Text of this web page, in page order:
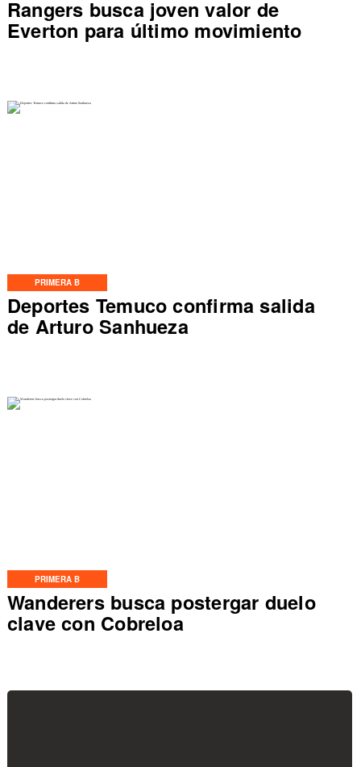
Rangers busca joven valor de
Everton para último movimiento
PRIMERA B
Deportes Temuco confirma salida
de Arturo Sanhueza
PRIMERA B
Wanderers busca postergar duelo
clave con Cobreloa